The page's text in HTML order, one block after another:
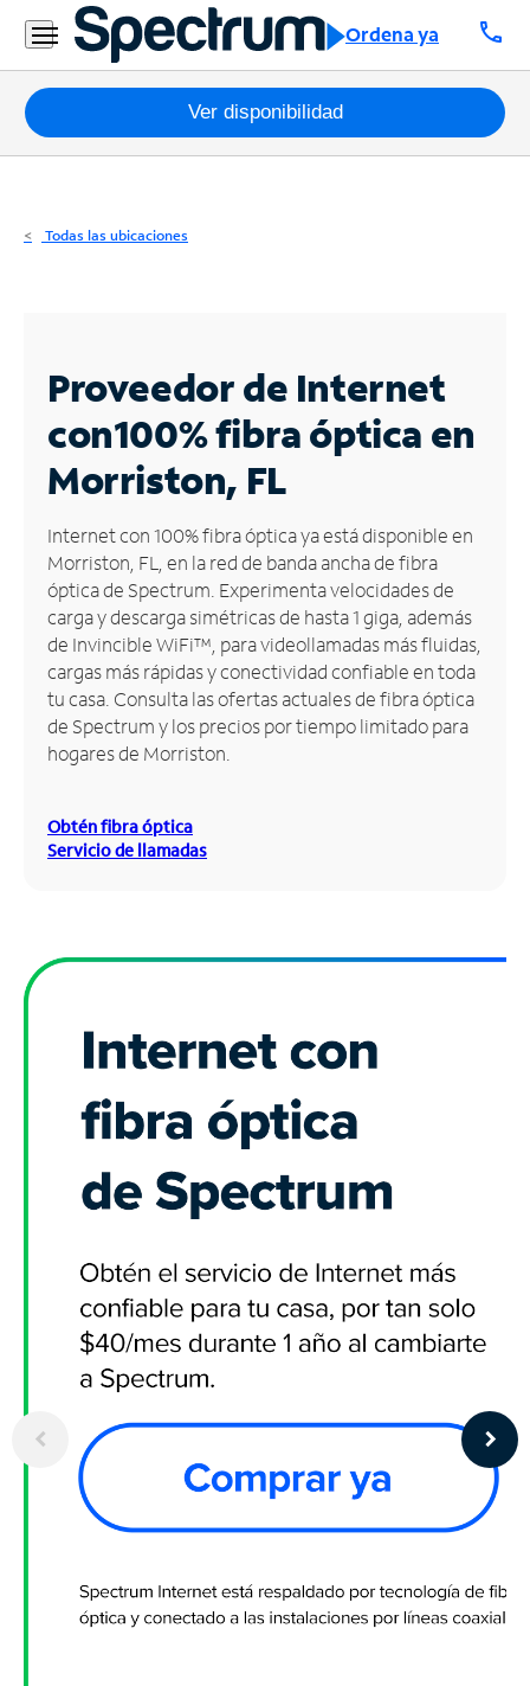
Ordena ya call
Residencial
Business
Paquetes
Internet
Business
Contáctanos
Inglés
Administrar
cuenta
Encuentra
una
tienda
Ver disponibilidad
Todas las ubicaciones
Proveedor de Internet
con100% fibra óptica en
Morriston, FL
Internet con 100% fibra óptica ya está disponible en
Morriston, FL, en la red de banda ancha de fibra
óptica de Spectrum. Experimenta velocidades de
carga y descarga simétricas de hasta 1 giga, además
de Invincible WiFi™, para videollamadas más fluidas,
cargas más rápidas y conectividad confiable en toda
tu casa. Consulta las ofertas actuales de fibra óptica
de Spectrum y los precios por tiempo limitado para
hogares de Morriston.
Obtén fibra óptica
Servicio de llamadas